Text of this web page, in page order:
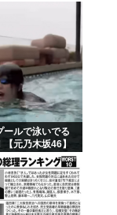
ールで泳いでる
元乃木坂46】